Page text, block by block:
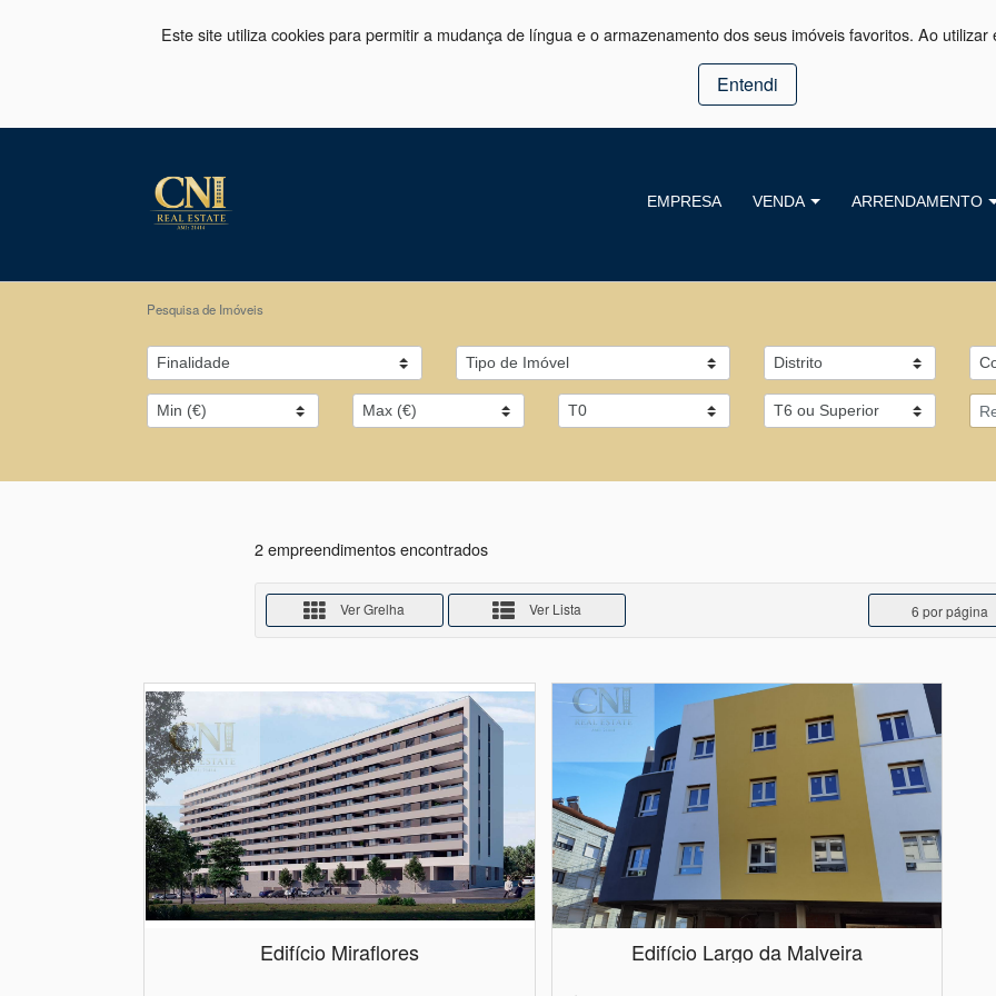
Este site utiliza cookies para permitir a mudança de língua e o armazenamento dos seus imóveis favoritos. Ao
Entendi
EMPRESA VENDA ARRENDAMENTO
Pesquisa de Imóveis
2 empreendimentos encontrados
Ver Grelha Ver Lista 6 por página
Edifício Miraflores Edifício Largo da Malveira